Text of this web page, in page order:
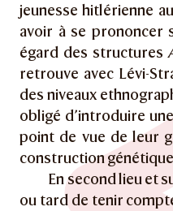
jeunesse hitlérienne
avoir à se prononcer
égard des structures
retrouve avec Lévi-
des niveaux
obligé d’introduire
point de vue de leur
construction
En second lieu et
ou tard de tenir